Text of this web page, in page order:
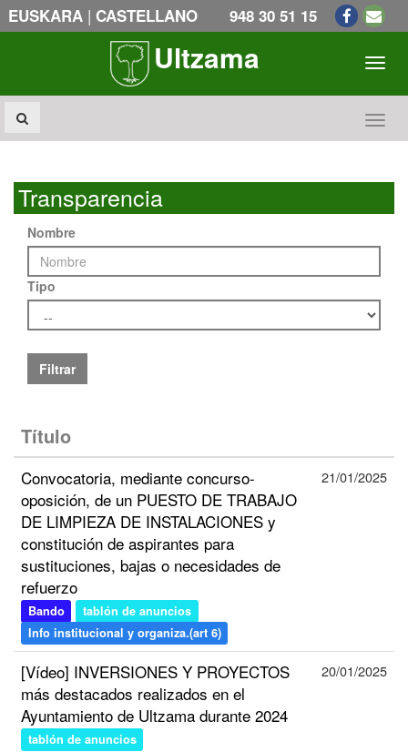
EUSKARA | CASTELLANO 948 30 51 15
Ultzama
Transparencia
Nombre
Tipo
Filtrar
Título
Convocatoria, mediante concurso-
oposición, de un PUESTO DE TRABAJO
DE LIMPIEZA DE INSTALACIONES y
constitución de aspirantes para
sustituciones, bajas o necesidades de
refuerzo
Bando
tablón de anuncios
Info institucional y organiza.(art 6)
21/01/2025
[Vídeo] INVERSIONES Y PROYECTOS
más destacados realizados en el
Ayuntamiento de Ultzama durante 2024
tablón de anuncios
20/01/2025